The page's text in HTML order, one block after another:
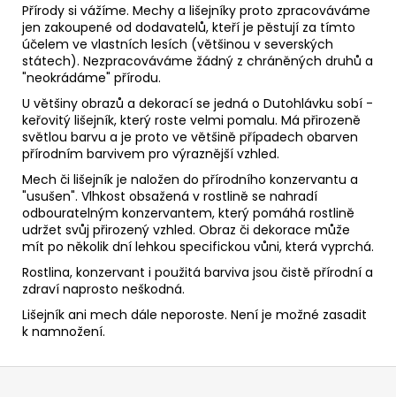
Přírody si vážíme. Mechy a lišejníky proto zpracováváme
jen zakoupené od dodavatelů, kteří je pěstují za tímto
účelem ve vlastních lesích (většinou v severských
státech). Nezpracováváme žádný z chráněných druhů a
"neokrádáme" přírodu.
U většiny obrazů a dekorací se jedná o Dutohlávku sobí -
keřovitý lišejník, který roste velmi pomalu. Má přirozeně
světlou barvu a je proto ve většině případech obarven
přírodním barvivem pro výraznější vzhled.
Mech či lišejník je naložen do přírodního konzervantu a
"usušen". Vlhkost obsažená v rostlině se nahradí
odbouratelným konzervantem, který pomáhá rostlině
udržet svůj přirozený vzhled. Obraz či dekorace může
mít po několik dní lehkou specifickou vůni, která vyprchá.
Rostlina, konzervant i použitá barviva jsou čistě přírodní a
zdraví naprosto neškodná.
Lišejník ani mech dále neporoste. Není je možné zasadit
k namnožení.
Z